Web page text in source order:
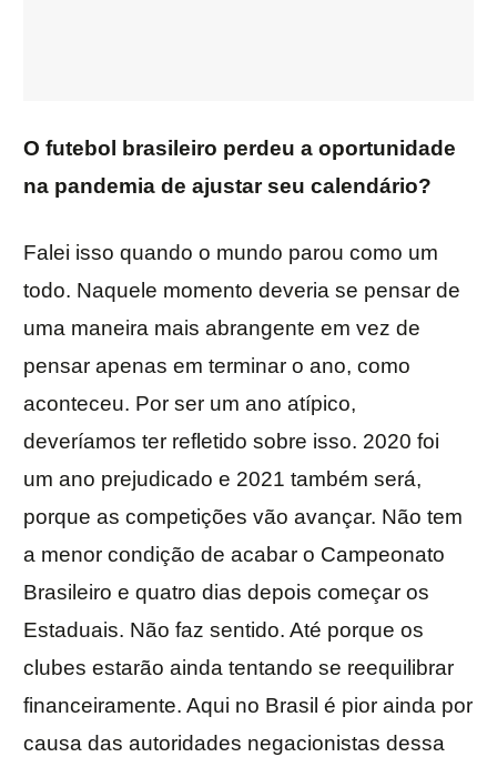
O futebol brasileiro perdeu a oportunidade
na pandemia de ajustar seu calendário?
Falei isso quando o mundo parou como um
todo. Naquele momento deveria se pensar de
uma maneira mais abrangente em vez de
pensar apenas em terminar o ano, como
aconteceu. Por ser um ano atípico,
deveríamos ter refletido sobre isso. 2020 foi
um ano prejudicado e 2021 também será,
porque as competições vão avançar. Não tem
a menor condição de acabar o Campeonato
Brasileiro e quatro dias depois começar os
Estaduais. Não faz sentido. Até porque os
clubes estarão ainda tentando se reequilibrar
financeiramente. Aqui no Brasil é pior ainda por
causa das autoridades negacionistas dessa